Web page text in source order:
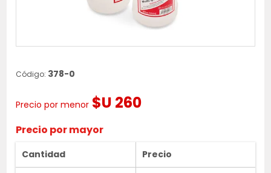
Código: 378-0
Precio por menor $U 260
Precio por mayor
Cantidad Precio